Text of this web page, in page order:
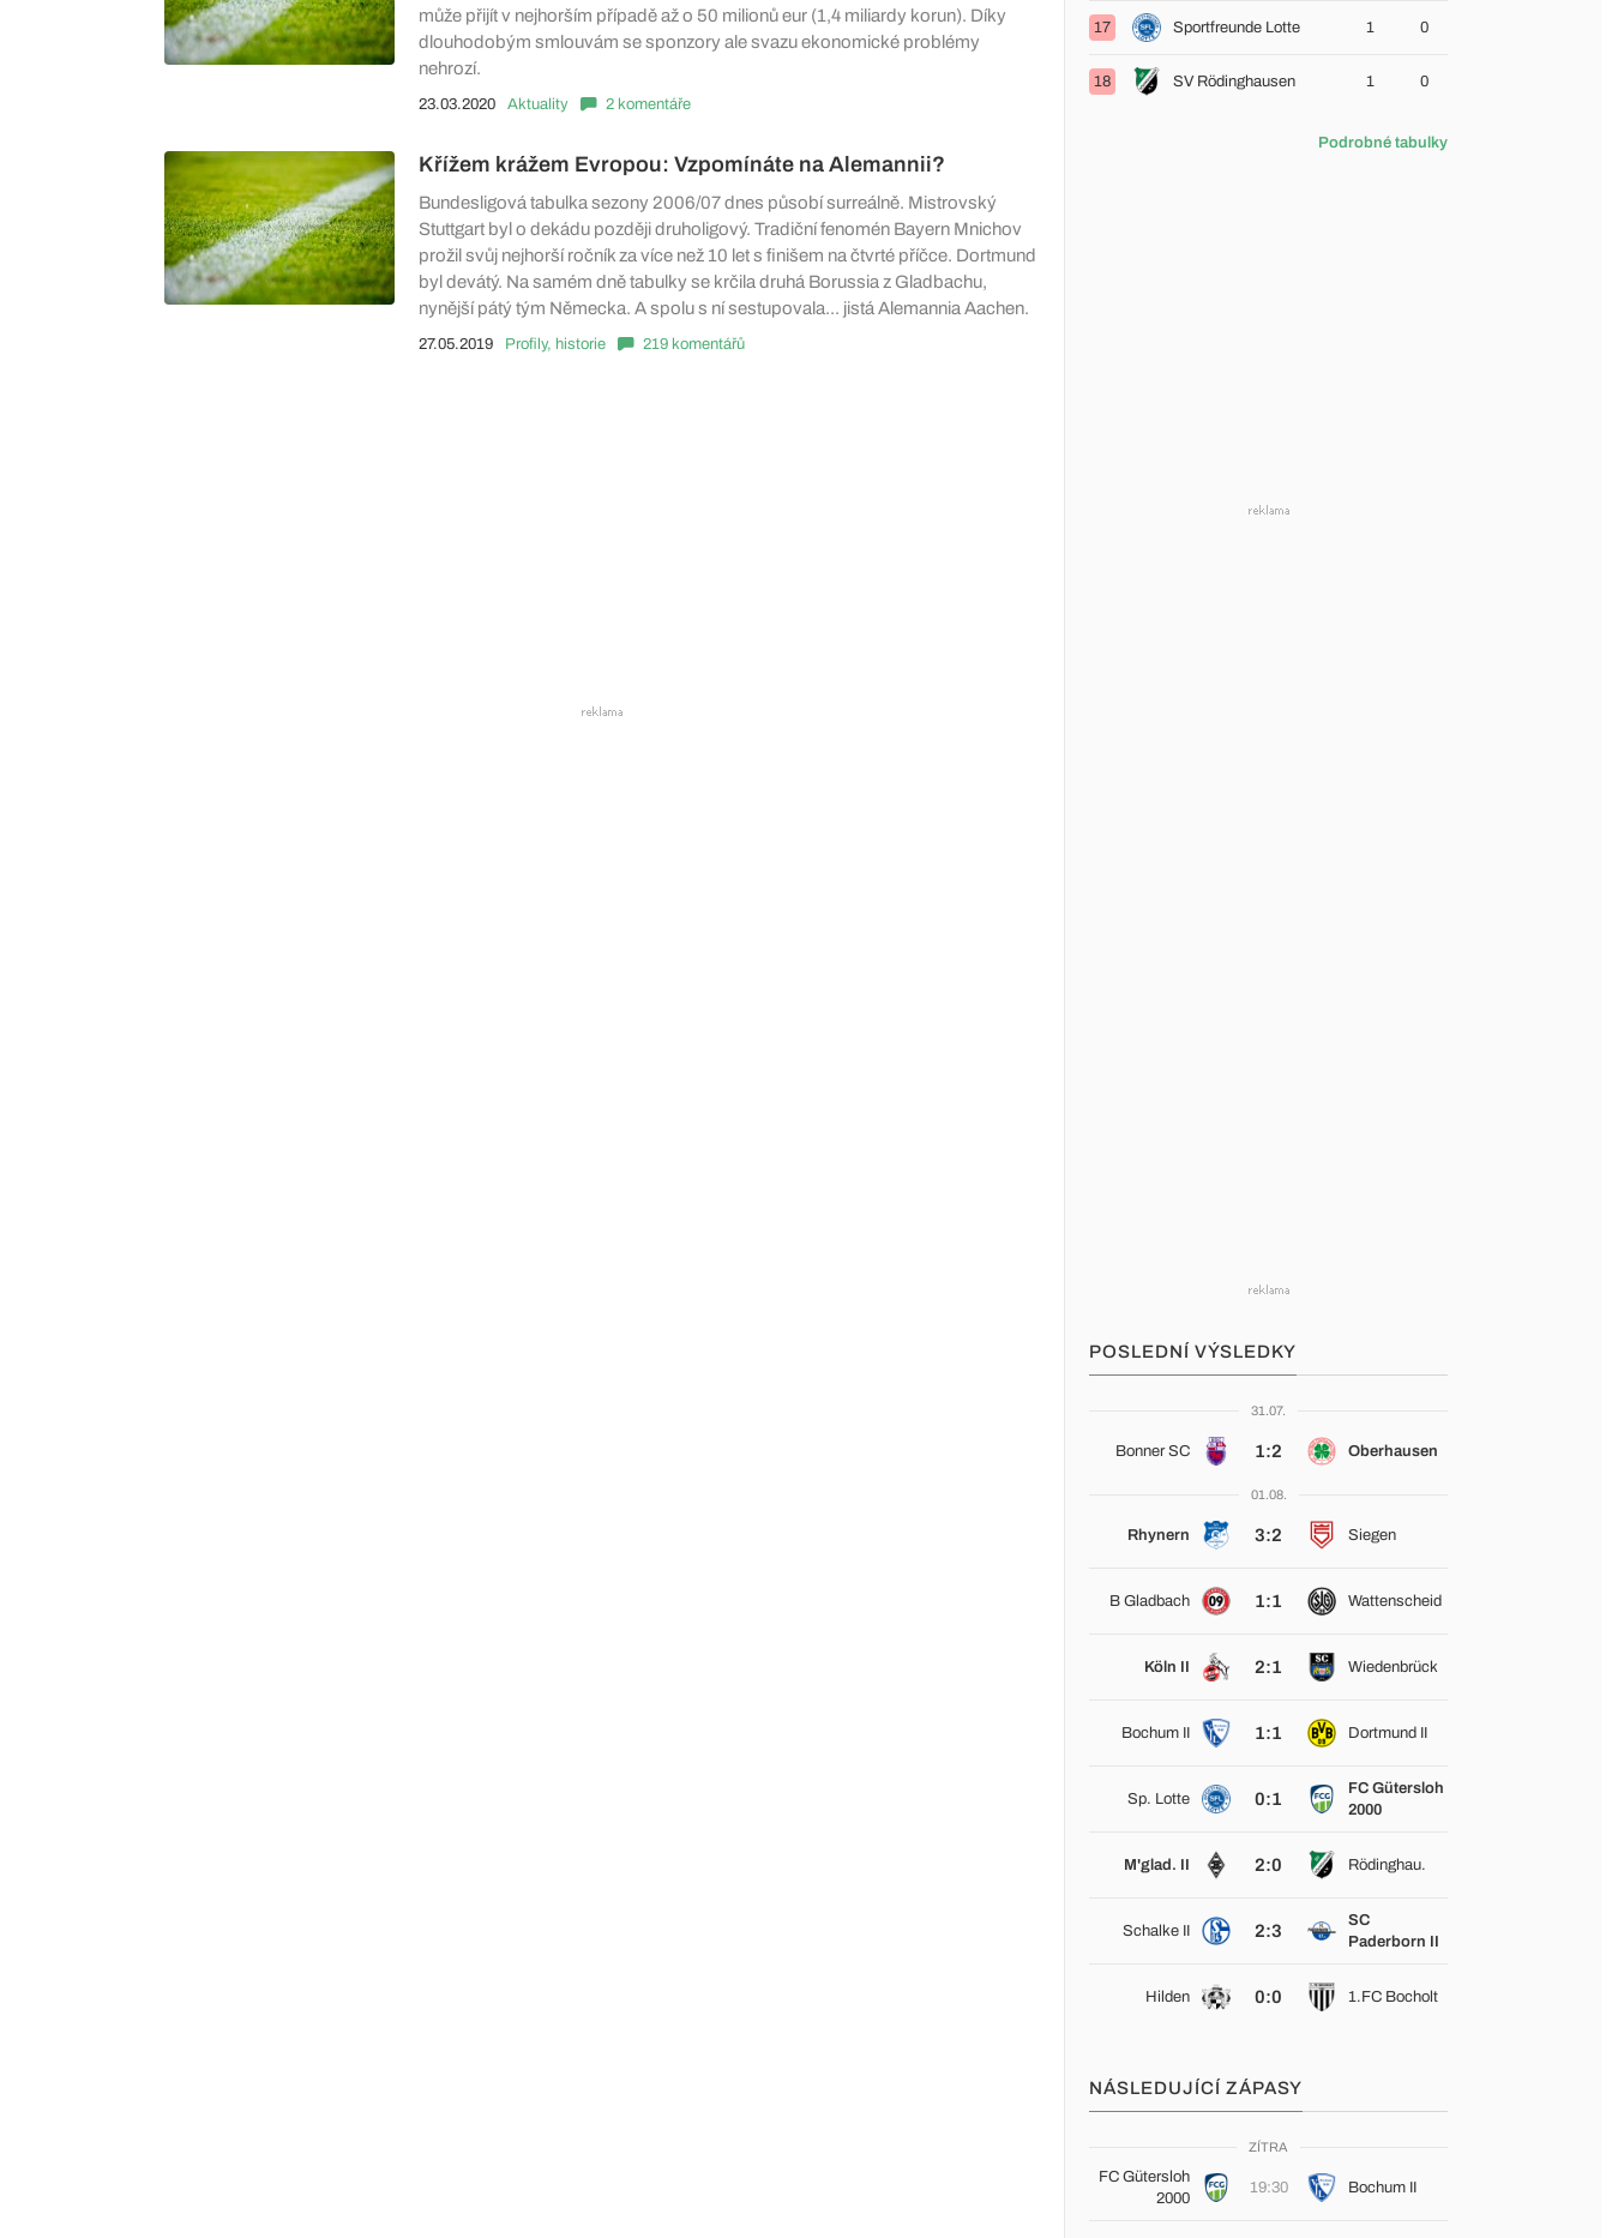
může přijít v nejhorším případě až o 50 milionů eur (1,4 miliardy korun). Díky
dlouhodobým smlouvám se sponzory ale svazu ekonomické problémy
nehrozí.
23.03.2020 Aktuality 2 komentáře
Křížem krážem Evropou: Vzpomínáte na Alemannii?
Bundesligová tabulka sezony 2006/07 dnes působí surreálně. Mistrovský
Stuttgart byl o dekádu později druholigový. Tradiční fenomén Bayern Mnichov
prožil svůj nejhorší ročník za více než 10 let s finišem na čtvrté příčce. Dortmund
byl devátý. Na samém dně tabulky se krčila druhá Borussia z Gladbachu,
nynější pátý tým Německa. A spolu s ní sestupovala... jistá Alemannia Aachen.
27.05.2019 Profily, historie 219 komentářů
17 Sportfreunde Lotte 1 0
18 SV Rödinghausen 1 0
Podrobné tabulky
POSLEDNÍ VÝSLEDKY
31.07.
Bonner SC 1:2 Oberhausen
01.08.
Rhynern 3:2 Siegen
B Gladbach 1:1 Wattenscheid
Köln II 2:1 Wiedenbrück
Bochum II 1:1 Dortmund II
Sp. Lotte 0:1
FC Gütersloh
2000
M'glad. II 2:0 Rödinghau.
Schalke II 2:3
SC
Paderborn II
Hilden 0:0 1.FC Bocholt
NÁSLEDUJÍCÍ ZÁPASY
ZÍTRA
FC Gütersloh
2000
19:30 Bochum II